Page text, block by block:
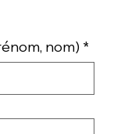
nom) *